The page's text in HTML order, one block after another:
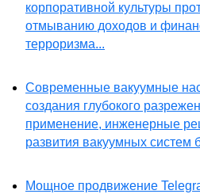
корпоративной культуры
отмыванию доходов и
терроризма...
Современные вакуумные
создания глубокого
применение, инженерные
развития вакуумных систем
Мощное продвижение